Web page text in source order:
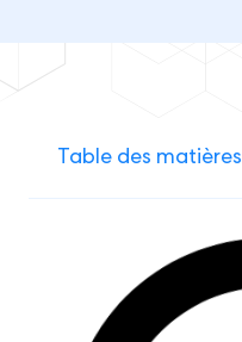
Table des matières